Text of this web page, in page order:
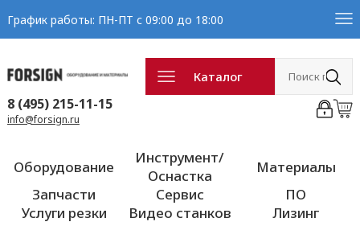
График работы: ПН-ПТ с 09:00 до 18:00
Каталог
8 (495) 215-11-15
info@forsign.ru
Оборудование
Инструмент/
Оснастка
Материалы
Запчасти
Сервис
ПО
Услуги резки
Видео станков Лизинг